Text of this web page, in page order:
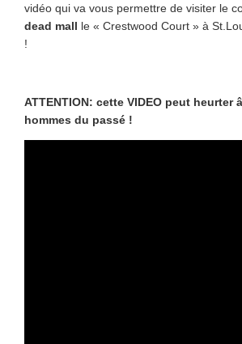
vidéo qui va vous permettre de visiter le
dead mall le « Crestwood Court » à
!
ATTENTION: cette VIDEO peut heurter
hommes du passé !